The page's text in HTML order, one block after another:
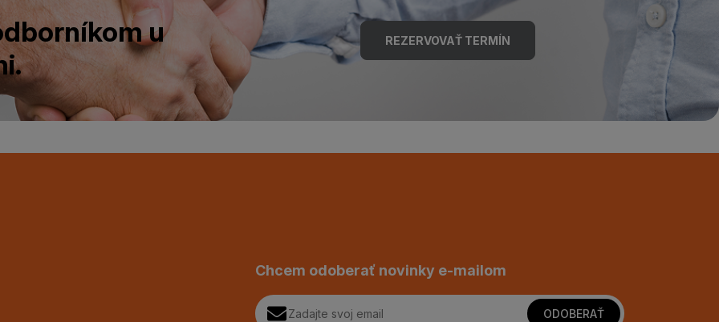
u
REZERVOVAŤ TERMÍN
Chcem odoberať novinky e-mailom
ODOBERAŤ